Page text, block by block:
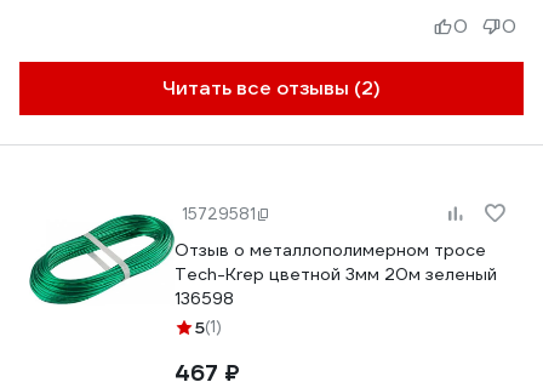
Читать все отзывы (2)
0 0
15729581
Отзыв о металлополимерном тросе
Tech-Krep цветной 3мм 20м зеленый
136598
5(1)
467 ₽